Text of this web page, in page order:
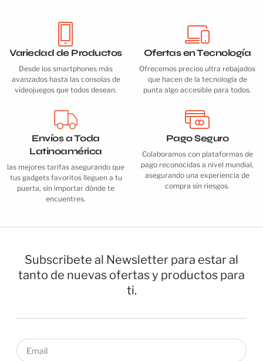
Variedad de Productos
Desde los smartphones más
avanzados hasta las consolas de
videojuegos que todos desean.
Ofertas en Tecnología
Ofrecemos precios ultra rebajados
que hacen de la tecnología de
punta algo accesible para todos.
Envíos a Toda
Latinoamérica
las mejores tarifas asegurando que
tus gadgets favoritos lleguen a tu
puerta, sin importar dónde te
encuentres.
Pago Seguro
Colaboramos con plataformas de
pago reconocidas a nivel mundial,
asegurando una experiencia de
compra sin riesgos.
Subscribete al Newsletter para estar al
tanto de nuevas ofertas y productos para
ti.